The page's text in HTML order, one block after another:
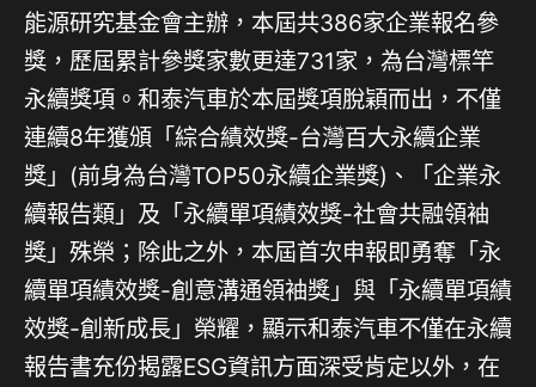
能源研究基金會主辦，本屆共386家企業報名參
獎，歷屆累計參獎家數更達731家，為台灣標竿
永續獎項。和泰汽車於本屆獎項脫穎而出，不僅
連續8年獲頒「綜合績效獎-台灣百大永續企業
獎」(前身為台灣TOP50永續企業獎)、「企業永
續報告類」及「永續單項績效獎-社會共融領袖
獎」殊榮；除此之外，本屆首次申報即勇奪「永
續單項績效獎-創意溝通領袖獎」與「永續單項績
效獎-創新成長」榮耀，顯示和泰汽車不僅在永續
報告書充份揭露ESG資訊方面深受肯定以外，在